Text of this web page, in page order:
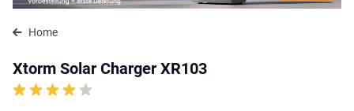
Home
Xtorm Solar Charger XR103